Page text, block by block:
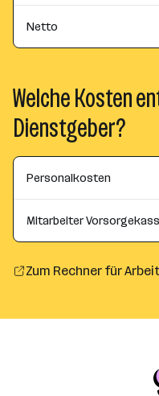
Netto
Welche Kosten
Dienstgeber?
Personalkosten
Mitarbeiter
Zum Rechner für